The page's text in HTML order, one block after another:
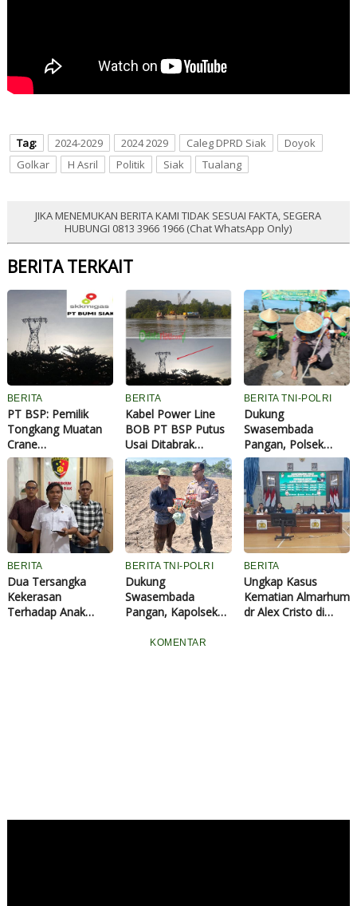
Tag: 2024-2029 2024 2029 Caleg DPRD Siak
Doyok
Golkar
H Asril Politik Siak Tualang
JIKA MENEMUKAN BERITA KAMI TIDAK SESUAI FAKTA, SEGERA
HUBUNGI 0813 3966 1966 (Chat WhatsApp Only)
BERITA TERKAIT
BERITA
PT BSP: Pemilik
Tongkang Muatan
Crane
Tanggungjawab
Penuh atas
Pergantian
Material...
BERITA
Kabel Power Line
BOB PT BSP Putus
Usai Ditabrak
Tongkang Muatan
Crane di Aliran
Sungai Siak
Perawang
BERITA TNI-POLRI
Dukung
Swasembada
Pangan, Polsek
Tualang dan
Forkopimcam
Tanam Jagung
Kuartal III di Ponpes
Abu Huroiroh
BERITA
Dua Tersangka
Kekerasan
Terhadap Anak
BERITA TNI-POLRI
Dukung
Swasembada
Pangan, Kapolsek
Bibit Jagung Pipil
BERITA
Ungkap Kasus
Kematian Almarhum
dr Alex Cristo di
KOMENTAR